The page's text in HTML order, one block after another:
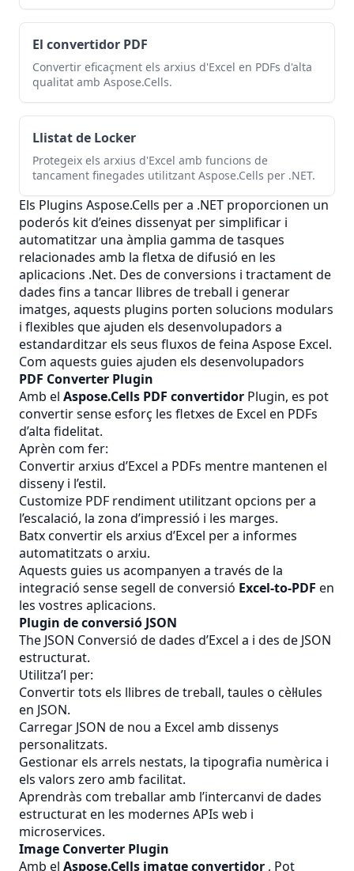
El convertidor PDF
Convertir eficaçment els arxius d'Excel en PDFs d'alta
qualitat amb Aspose.Cells.
Llistat de Locker
Protegeix els arxius d'Excel amb funcions de
tancament finegades utilitzant Aspose.Cells per .NET.
Els Plugins Aspose.Cells per a .NET proporcionen un
poderós kit d’eines dissenyat per simplificar i
automatitzar una àmplia gamma de tasques
relacionades amb la fletxa de difusió en les
aplicacions .Net. Des de conversions i tractament de
dades fins a tancar llibres de treball i generar
imatges, aquests plugins porten solucions modulars
i flexibles que ajuden els desenvolupadors a
estandarditzar els seus fluxos de feina Aspose Excel.
Com aquests guies ajuden els desenvolupadors
PDF Converter Plugin
Amb el Aspose.Cells PDF convertidor Plugin, es pot
convertir sense esforç les fletxes de Excel en PDFs
d’alta fidelitat.
Aprèn com fer:
Convertir arxius d’Excel a PDFs mentre mantenen el
disseny i l’estil.
Customize PDF rendiment utilitzant opcions per a
l’escalació, la zona d’impressió i les marges.
Batx convertir els arxius d’Excel per a informes
automatitzats o arxiu.
Aquests guies us acompanyen a través de la
integració sense segell de conversió Excel-to-PDF en
les vostres aplicacions.
Plugin de conversió JSON
The JSON Conversió de dades d’Excel a i des de JSON
estructurat.
Utilitza’l per:
Convertir tots els llibres de treball, taules o cèl·lules
en JSON.
Carregar JSON de nou a Excel amb dissenys
personalitzats.
Gestionar els arrels nestats, la tipografia numèrica i
els valors zero amb facilitat.
Aprendràs com treballar amb l’intercanvi de dades
estructurat en les modernes APIs web i
microservices.
Image Converter Plugin
Amb el Aspose.Cells imatge convertidor , Pot